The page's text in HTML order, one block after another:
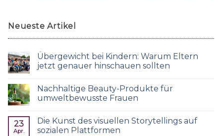
Neueste Artikel
Übergewicht bei Kindern: Warum Eltern
jetzt genauer hinschauen sollten
Nachhaltige Beauty-Produkte für
umweltbewusste Frauen
23
Apr.
Die Kunst des visuellen Storytellings auf
sozialen Plattformen